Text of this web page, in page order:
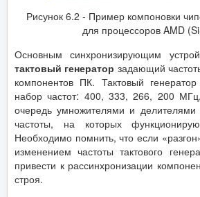
Рисунок 6.2 ‑ Пример компоновки
для процессоров AMD
Основным синхронизирующим
тактовый генератор задающий
компонентов ПК. Тактовый
набор частот: 400, 333, 266, 200
очередь умножителями и делителями
частоты, на которых
Необходимо помнить, что если
изменением частоты тактового
привести к рассинхронизации
строя.